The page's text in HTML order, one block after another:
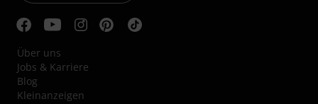
Über uns
Jobs & Karriere
Blog
Kleinanzeigen